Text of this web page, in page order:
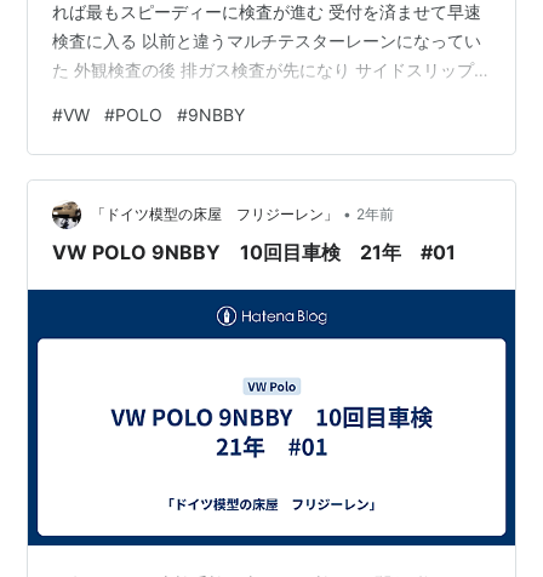
れば最もスピーディーに検査が進む 受付を済ませて早速
検査に入る 以前と違うマルチテスターレーンになってい
た 外観検査の後 排ガス検査が先になり サイドスリップ
ッドライト検査 下回り検査になっていた 検査内容が更新
されていた 検査車両がいない事もあり数分の検査時間で
無事終了 21年10回目の車検適合となった 21年10回目 継
続自動車検査票
#VW #POLO #9NBBY
「ドイツ模型の床屋 フリジーレン」 • 2年前
VW POLO 9NBBY 10回目車検 21年 #01